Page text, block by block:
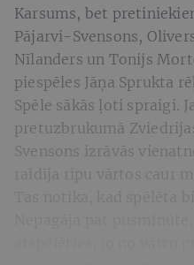
Karsums, bet
Pājarvi-Svensons,
Nīlanders un Tonijs
piespēles Jāņa Sprukta
Spēle sākās ļoti spraigi.
pretuzbrukumā
Svensons izrāvās
raidīja ripu vārtos caur